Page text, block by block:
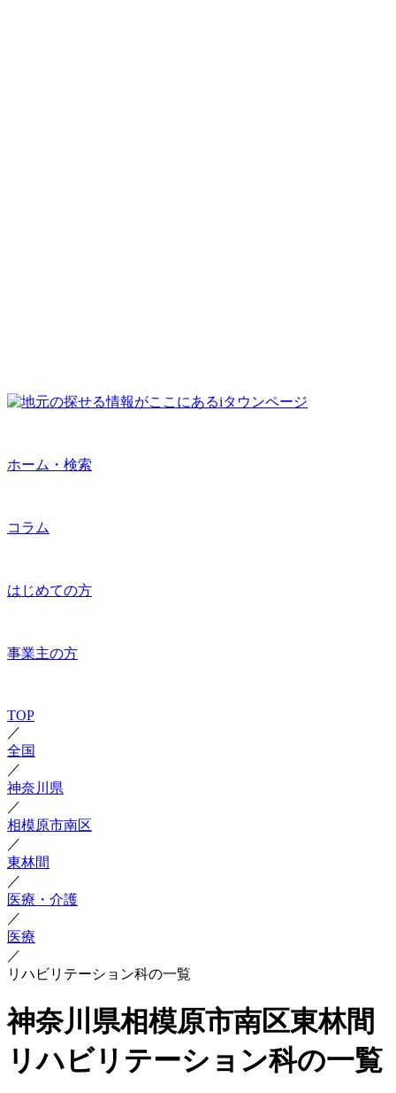
ホーム・検索
コラム
はじめての方
事業主の方
TOP
／
全国
／
神奈川県
／
相模原市南区
／
東林間
／
医療・介護
／
医療
／
リハビリテーション科の一覧
神奈川県相模原市南区東林間
リハビリテーション科の一覧